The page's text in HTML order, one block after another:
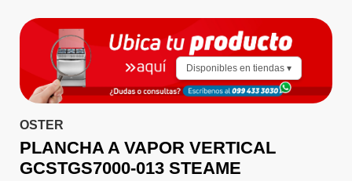
Disponibles en tiendas ▾
OSTER
PLANCHA A VAPOR VERTICAL
GCSTGS7000-013 STEAME